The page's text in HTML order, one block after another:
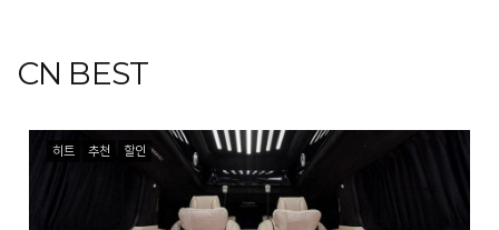
CN BEST
히트 추천 할인